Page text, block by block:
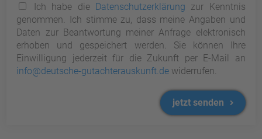
Ich habe die Datenschutzerklärung zur Kenntnis
genommen. Ich stimme zu, dass meine Angaben und
Daten zur Beantwortung meiner Anfrage elektronisch
erhoben und gespeichert werden. Sie können Ihre
Einwilligung jederzeit für die Zukunft per E-Mail an
info@deutsche-gutachterauskunft.de widerrufen.
jetzt senden